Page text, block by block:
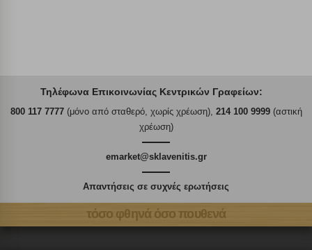
Τηλέφωνα Επικοινωνίας Κεντρικών Γραφείων:
800 117 7777(μόνο από σταθερό, χωρίς χρέωση), 214 100 9999(αστική
χρέωση)
emarket@sklavenitis.gr
Απαντήσεις σε συχνές ερωτήσεις
τόσο φθηνά όσο πουθενά